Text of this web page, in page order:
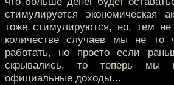
стимулируется экономическая
тоже стимулируются, но, тем
количестве случаев мы не то
работать, но просто если
скрывались, то теперь мы
официальные доходы…